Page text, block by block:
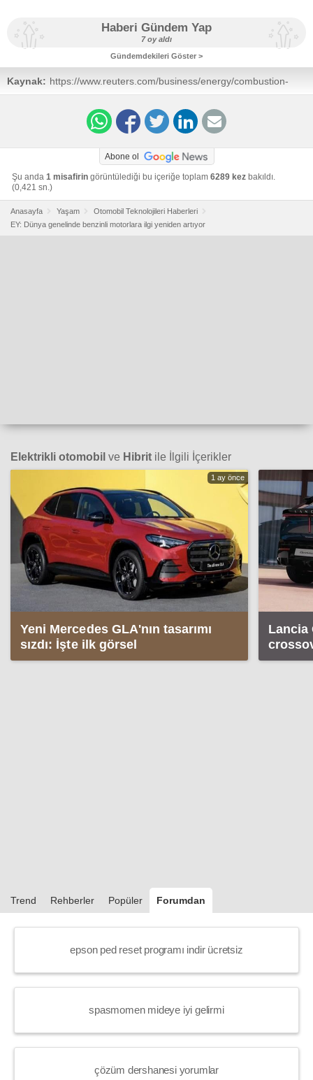
Haberi Gündem Yap
7 oy aldı
Gündemdekileri Göster >
Kaynak: https://www.reuters.com/business/energy/combustion-
engine-cars-regain-popularity-worldwide-ey-says-2025-
Abone ol
Şu anda 1 misafirin görüntülediği bu içeriğe toplam 6289 kez bakıldı.
(0,421 sn.)
Anasayfa Yaşam
Otomobil Teknolojileri Haberleri
EY: Dünya genelinde benzinli motorlara ilgi yeniden artıyor
Elektrikli otomobil ve Hibrit ile İlgili İçerikler
1 ay önce
Yeni Mercedes GLA'nın tasarımı
sızdı: İşte ilk görsel
Lancia
Trend Rehberler Popüler Forumdan
epson ped reset programı indir ücretsiz
spasmomen mideye iyi gelirmi
çözüm dershanesi yorumlar